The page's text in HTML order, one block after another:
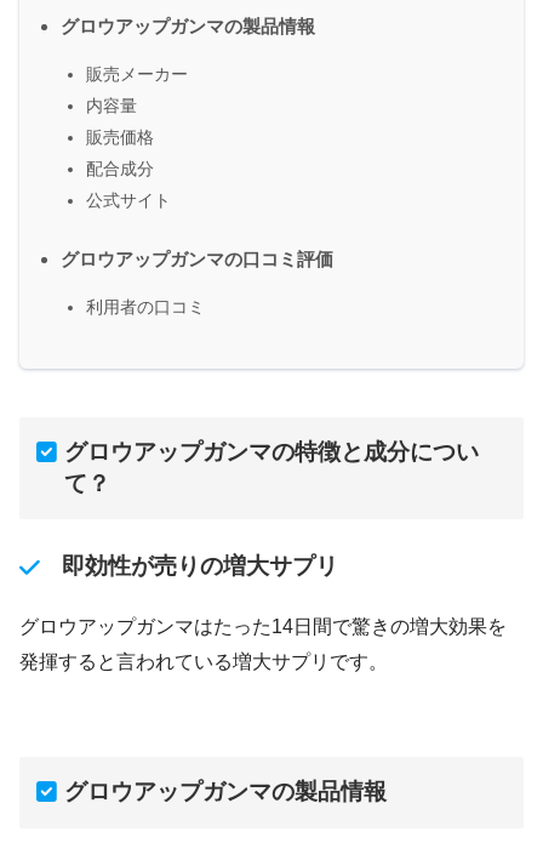
グロウアップガンマの製品情報
販売メーカー
内容量
販売価格
配合成分
公式サイト
グロウアップガンマの口コミ評価
利用者の口コミ
グロウアップガンマの特徴と成分につい
て？
即効性が売りの増大サプリ
グロウアップガンマはたった14日間で驚きの増大効果を
発揮すると言われている増大サプリです。
グロウアップガンマの製品情報